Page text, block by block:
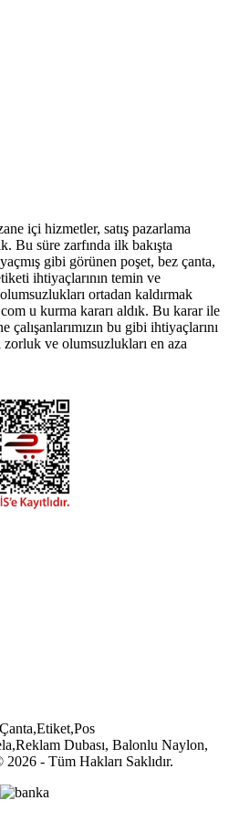
içi hizmetler, satış pazarlama
Bu süre zarfında ilk bakışta
gibi görünen poşet, bez çanta,
ihtiyaçlarının temin ve
ortadan kaldırmak
u kurma kararı aldık. Bu karar ile
çalışanlarımızın bu gibi ihtiyaçlarını
zorluk ve olumsuzlukları en aza
Dubası, Balonlu Naylon,
- Tüm Hakları Saklıdır.